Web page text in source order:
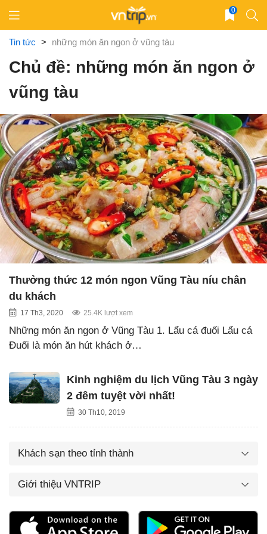
content
0
Tin tức > những món ăn ngon ở vũng tàu
Chủ đề: những món ăn ngon ở
vũng tàu
Thưởng thức 12 món ngon Vũng Tàu níu chân
du khách
17 Th3, 2020 25.4K lượt xem
Những món ăn ngon ở Vũng Tàu 1. Lẩu cá đuối Lẩu cá
Đuối là món ăn hút khách ở…
Kinh nghiệm du lịch Vũng Tàu 3 ngày
2 đêm tuyệt vời nhất!
30 Th10, 2019
Khách sạn theo tỉnh thành
Giới thiệu VNTRIP